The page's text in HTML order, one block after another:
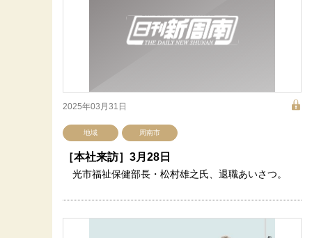
2025年03月31日
地域 周南市
［本社来訪］3月28日
光市福祉保健部長・松村雄之氏、退職あいさつ。